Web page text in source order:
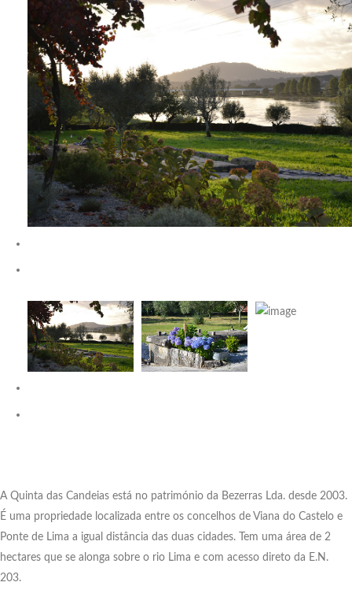
A Quinta das Candeias está no património da Bezerras Lda. desde 2003.
É uma propriedade localizada entre os concelhos de Viana do Castelo e
Ponte de Lima a igual distância das duas cidades. Tem uma área de 2
hectares que se alonga sobre o rio Lima e com acesso direto da E.N.
203.